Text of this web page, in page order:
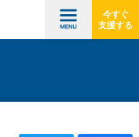
今すぐ
支援する